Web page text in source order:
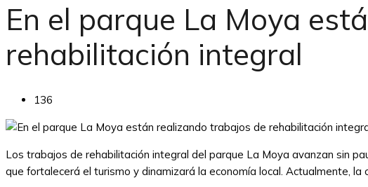
En el parque La Moya
rehabilitación integral
136
Los trabajos de rehabilitación integral del parque La Moya avanzan sin
que fortalecerá el turismo y dinamizará la economía local. Actualmente, la